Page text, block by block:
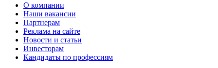
О компании
Наши вакансии
Партнерам
Реклама на сайте
Новости и статьи
Инвесторам
Кандидаты по профессиям